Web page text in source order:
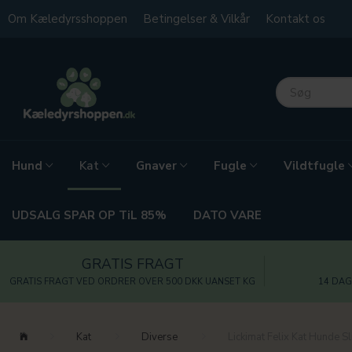
Om Kæledyrsshoppen Betingelser & Vilkår Kontakt os
Hund Kat Gnaver Fugle Vildtfugle
UDSALG SPAR OP TiL 85% DATO VARE
GRATIS FRAGT
GRATIS FRAGT VED ORDRER OVER 500 DKK UANSET KG 14
Kat Diverse